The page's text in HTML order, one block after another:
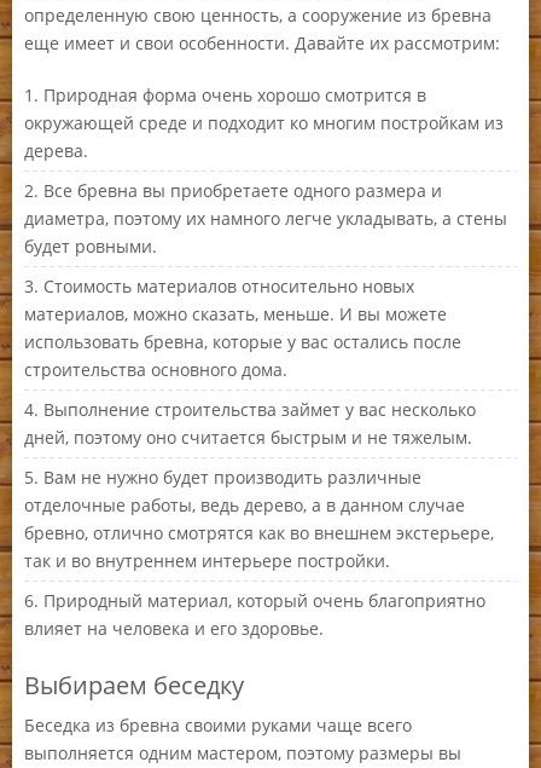
определенную свою ценность, а сооружение из бревна
еще имеет и свои особенности. Давайте их рассмотрим:
Природная форма очень хорошо смотрится в
окружающей среде и подходит ко многим постройкам из
дерева.
Все бревна вы приобретаете одного размера и
диаметра, поэтому их намного легче укладывать, а стены
будет ровными.
Стоимость материалов относительно новых
материалов, можно сказать, меньше. И вы можете
использовать бревна, которые у вас остались после
строительства основного дома.
Выполнение строительства займет у вас несколько
дней, поэтому оно считается быстрым и не тяжелым.
Вам не нужно будет производить различные
отделочные работы, ведь дерево, а в данном случае
бревно, отлично смотрятся как во внешнем экстерьере,
так и во внутреннем интерьере постройки.
Природный материал, который очень благоприятно
влияет на человека и его здоровье.
Выбираем беседку
Беседка из бревна своими руками чаще всего
выполняется одним мастером, поэтому размеры вы